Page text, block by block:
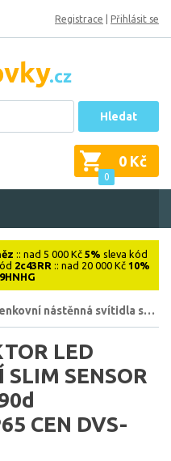
Registrace Přihlásit se
Hledat
0
0 Kč
:: nad 5 000 Kč 5% sleva kód
2c43RR :: nad 20 000 Kč 10%
nástěnná svítidla s…
LED
SLIM SENSOR
CEN DVS-